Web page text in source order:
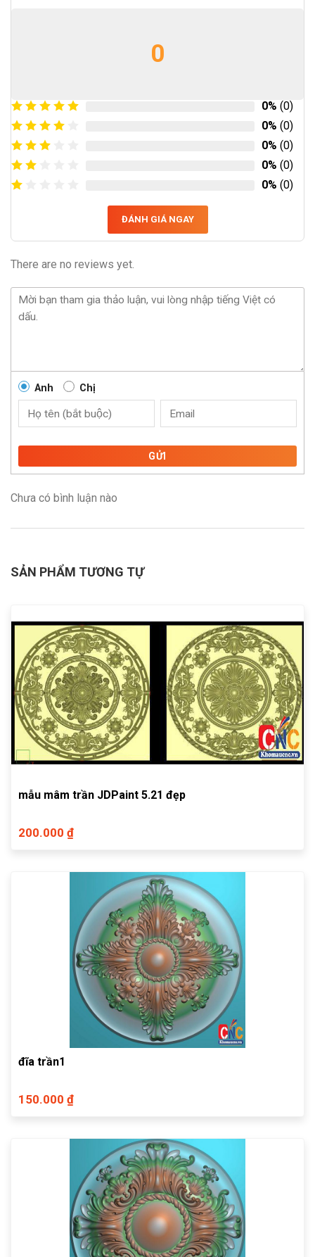
0
0% (0)
0% (0)
0% (0)
0% (0)
0% (0)
ĐÁNH GIÁ NGAY
There are no reviews yet.
Anh Chị
GỬI
Chưa có bình luận nào
SẢN PHẨM TƯƠNG TỰ
mẫu mâm trần JDPaint 5.21 đẹp
200.000 ₫
đĩa trần1
150.000 ₫